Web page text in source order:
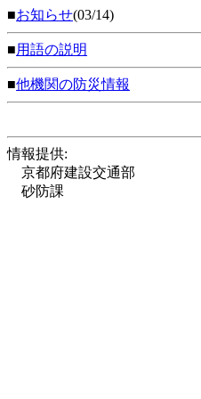
■お知らせ(03/14)
■用語の説明
■他機関の防災情報
情報提供:
京都府建設交通部
砂防課